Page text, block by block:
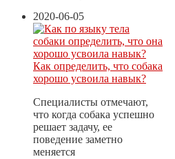
2020-06-05
Как определить, что собака
хорошо усвоила навык?
Специалисты отмечают,
что когда собака успешно
решает задачу, ее
поведение заметно
меняется